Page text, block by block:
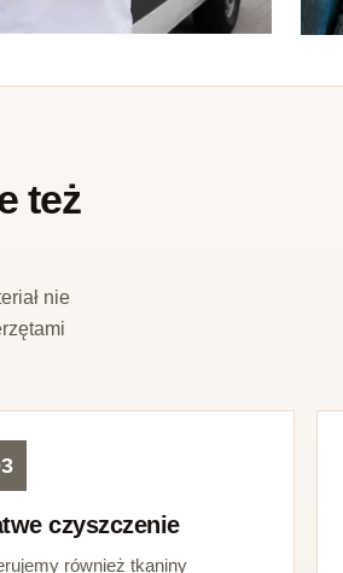
też
nie
czyszczenie
również tkaniny